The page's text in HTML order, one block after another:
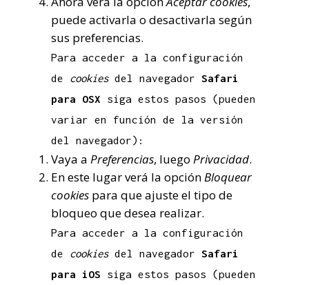
puede activarla o desactivarla según
sus preferencias.
Para acceder a la configuración
de cookiesdel navegador Safari
para OSX siga estos pasos (pueden
variar en función de la versión
del navegador):
Vaya a Preferencias, luego Privacidad.
En este lugar verá la opciónBloquear
cookies para que ajuste el tipo de
bloqueo que desea realizar.
Para acceder a la configuración
de cookiesdel navegador Safari
para iOS siga estos pasos (pueden